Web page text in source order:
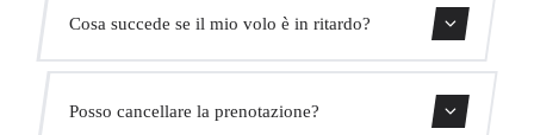
prezzo fisso immediato. Senza costi nascosti.
Cosa succede se il mio volo è in ritardo?
adatterà automaticamente l'orario di ritiro senza costi
Posso cancellare la prenotazione?